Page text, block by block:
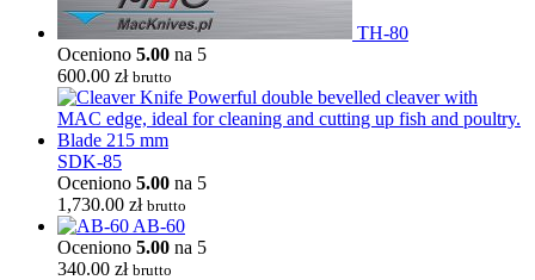
TH-80
Oceniono 5.00 na 5
600.00 zł brutto
SDK-85
Oceniono 5.00 na 5
1,730.00 zł brutto
AB-60
Oceniono 5.00 na 5
340.00 zł brutto